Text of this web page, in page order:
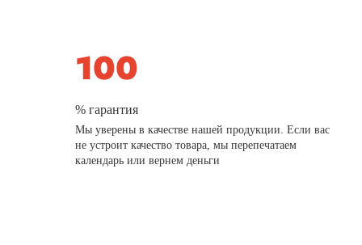
% гарантия
Мы уверены в качестве нашей продукции. Если вас
не устроит качество товара, мы перепечатаем
календарь или вернем деньги